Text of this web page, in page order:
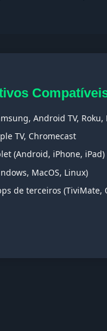
Android TV, Roku,
TV, Chromecast
(Android, iPhone, iPad)
MacOS, Linux)
de terceiros (TiviMate,